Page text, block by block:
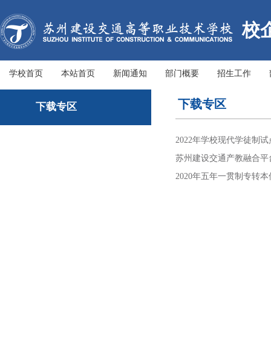
校
学校首页 本站首页 新闻通知 部门概要 招生工作
下载专区 下载专区
2022年学校现代学徒制
苏州建设交通产教融合平
2020年五年一贯制专转